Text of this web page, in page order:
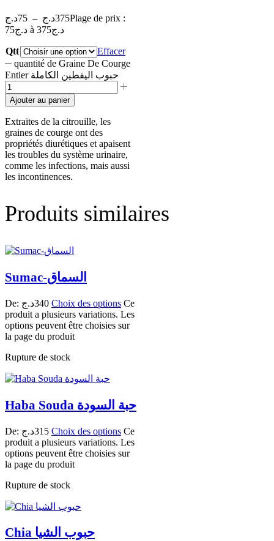
75د.ج – 375د.ج
Plage de prix :
75د.ج à 375د.ج
Qtt
Effacer
quantité de Graine De Courge
Entier حبوب اليقطين الكاملة
Ajouter au panier
Extraites de la citrouille, les
graines de courge ont des
propriétés diurétiques et apaisent
les troubles du système urinaire,
comme les infections, mais aussi
les incontinences.
Produits similaires
Sumac-السماق
De: 340د.ج Choix des options Ce
produit a plusieurs variations. Les
options peuvent être choisies sur
la page du produit
Rupture de stock
Haba Souda حبة السودة
De: 315د.ج Choix des options Ce
produit a plusieurs variations. Les
options peuvent être choisies sur
la page du produit
Rupture de stock
Chia حبوب الشيا